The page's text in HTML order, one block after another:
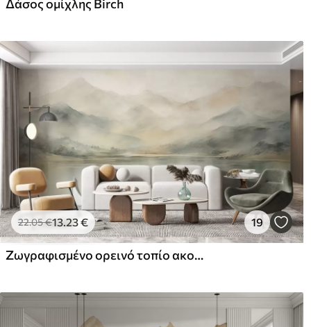
Premium βινύλιο
65 81
Δάσος ομίχλης Birch
22.05€13.23€ 19
Ζωγραφισμένο ορεινό τοπίο ακουαρέλας